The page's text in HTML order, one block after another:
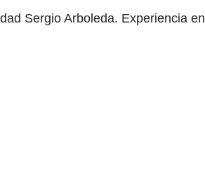
Sergio Arboleda. Experiencia en